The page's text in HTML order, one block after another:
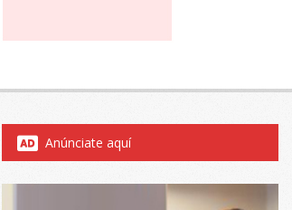
Anúnciate aquí